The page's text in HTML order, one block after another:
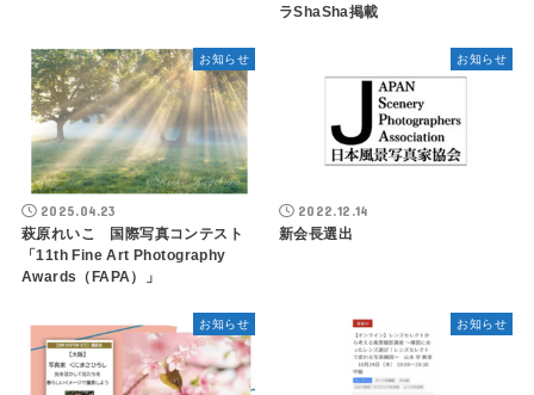
ラShaSha掲載
お知らせ
2025.04.23
萩原れいこ 国際写真コンテスト
「11th Fine Art Photography
Awards（FAPA）」
お知らせ
2022.12.14
新会長選出
お知らせ お知らせ